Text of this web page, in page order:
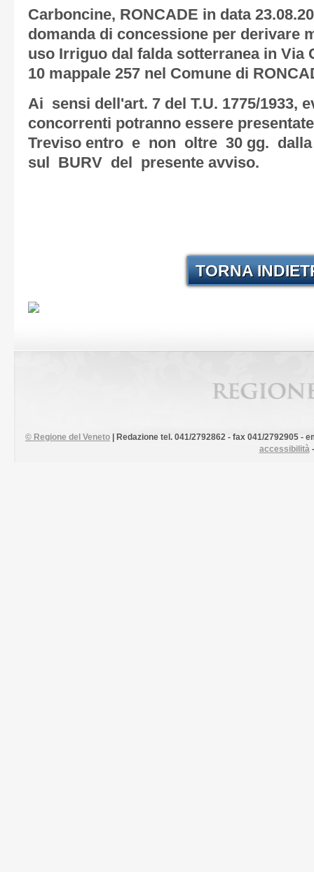
Carboncine, RONCADE in data
domanda di concessione per derivare
uso Irriguo dal falda sotterranea in Via
10 mappale 257 nel Comune di
Ai sensi dell'art. 7 del T.U. 1775/1933,
concorrenti potranno essere
Treviso entro e non oltre 30 gg.
sul BURV del presente avviso.
TORNA
© Regione del Veneto
| Redazione tel. 041/2792862 - fax 041/2792905 -
accessibilità